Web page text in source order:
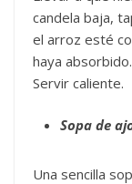
candela baja,
el arroz esté
haya absorbido.
Servir caliente.
Sopa de
Una sencilla